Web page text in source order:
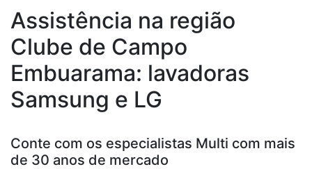
Assistência na região
Clube de Campo
Embuarama: lavadoras
Samsung e LG
Conte com os especialistas Multi com mais
de 30 anos de mercado